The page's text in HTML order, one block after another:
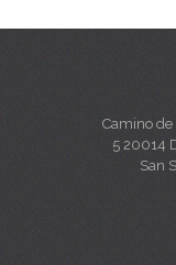
Camino de
5 20014
San